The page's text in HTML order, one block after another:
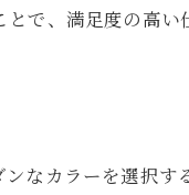
で、満足度の高い
なカラーを選択す